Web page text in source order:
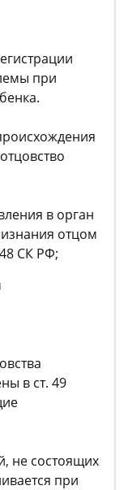
при
в орган
отцом
СК РФ;
в ст. 49
не состоящих
при